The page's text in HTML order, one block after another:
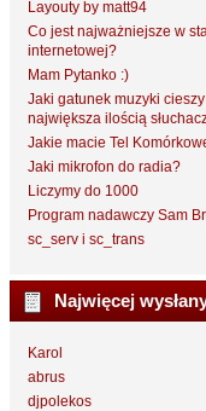
Layouty by matt94
Co jest najważniejsze w
internetowej?
Mam Pytanko :)
Jaki gatunek muzyki
największa ilością
Jakie macie Tel
Jaki mikrofon do radia?
Liczymy do 1000
Program nadawczy Sam
sc_serv i sc_trans
Najwięcej
Karol
abrus
djpolekos